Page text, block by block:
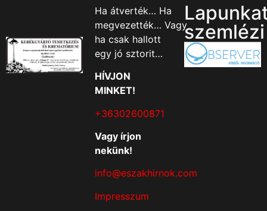
Ha átverték… Ha
megvezették… Vagy
ha csak hallott
egy jó sztorit…
HÍVJON
MINKET!
+36302600871
Vagy írjon
nekünk!
info@eszakhirnok.com
Impresszum
szemlézi